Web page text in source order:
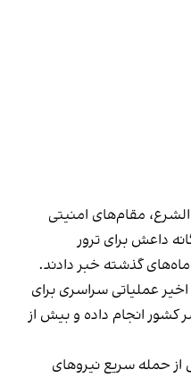
مقام‌های امنیتی
داعش برای ترور
ماه‌های گذشته خبر دادند.
عملیاتی سراسری برای
کشور انجام داده و بیش از
پس از حمله سریع نیروهای